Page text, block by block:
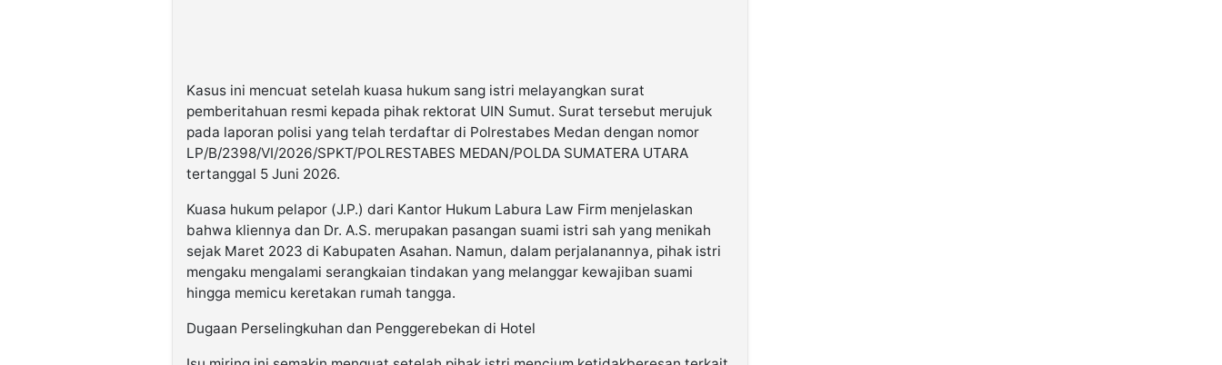
Kasus ini mencuat setelah kuasa hukum sang istri melayangkan surat
pemberitahuan resmi kepada pihak rektorat UIN Sumut. Surat tersebut merujuk
pada laporan polisi yang telah terdaftar di Polrestabes Medan dengan nomor
LP/B/2398/VI/2026/SPKT/POLRESTABES MEDAN/POLDA SUMATERA UTARA
tertanggal 5 Juni 2026.
Kuasa hukum pelapor (J.P.) dari Kantor Hukum Labura Law Firm menjelaskan
bahwa kliennya dan Dr. A.S. merupakan pasangan suami istri sah yang menikah
sejak Maret 2023 di Kabupaten Asahan. Namun, dalam perjalanannya, pihak istri
mengaku mengalami serangkaian tindakan yang melanggar kewajiban suami
hingga memicu keretakan rumah tangga.
Dugaan Perselingkuhan dan Penggerebekan di Hotel